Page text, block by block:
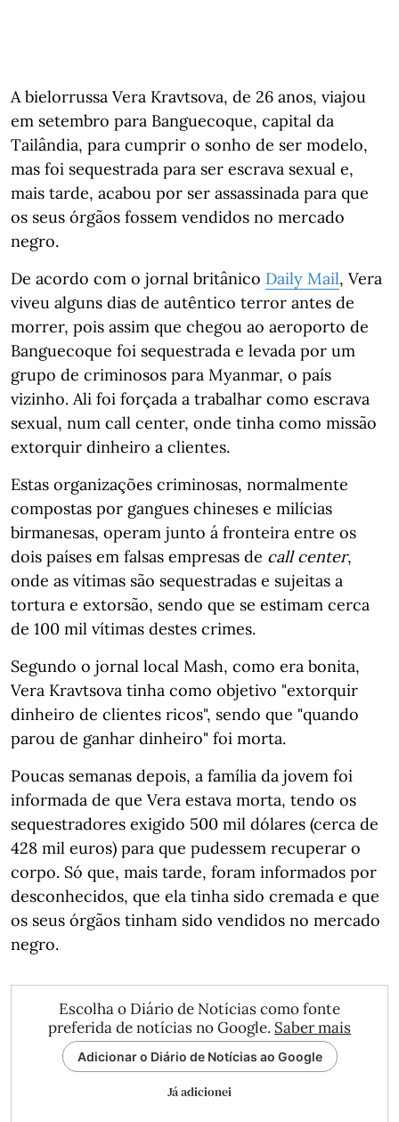
A bielorrussa Vera Kravtsova, de 26 anos, viajou
em setembro para Banguecoque, capital da
Tailândia, para cumprir o sonho de ser modelo,
mas foi sequestrada para ser escrava sexual e,
mais tarde, acabou por ser assassinada para que
os seus órgãos fossem vendidos no mercado
negro.
De acordo com o jornal britânico Daily Mail, Vera
viveu alguns dias de autêntico terror antes de
morrer, pois assim que chegou ao aeroporto de
Banguecoque foi sequestrada e levada por um
grupo de criminosos para Myanmar, o país
vizinho. Ali foi forçada a trabalhar como escrava
sexual, num call center, onde tinha como missão
extorquir dinheiro a clientes.
Estas organizações criminosas, normalmente
compostas por gangues chineses e milícias
birmanesas, operam junto á fronteira entre os
dois países em falsas empresas de call center,
onde as vítimas são sequestradas e sujeitas a
tortura e extorsão, sendo que se estimam cerca
de 100 mil vítimas destes crimes.
Segundo o jornal local Mash, como era bonita,
Vera Kravtsova tinha como objetivo "extorquir
dinheiro de clientes ricos", sendo que "quando
parou de ganhar dinheiro" foi morta.
Poucas semanas depois, a família da jovem foi
informada de que Vera estava morta, tendo os
sequestradores exigido 500 mil dólares (cerca de
428 mil euros) para que pudessem recuperar o
corpo. Só que, mais tarde, foram informados por
desconhecidos, que ela tinha sido cremada e que
os seus órgãos tinham sido vendidos no mercado
negro.
Escolha o Diário de Notícias como fonte
preferida de notícias no Google. Saber mais
Adicionar o Diário de Notícias ao Google
Já adicionei